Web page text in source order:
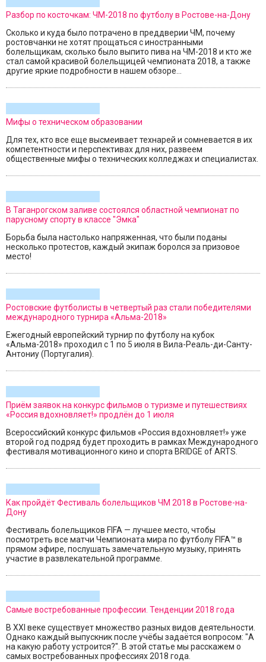
Разбор по косточкам: ЧМ-2018 по футболу в Ростове-на-Дону
Сколько и куда было потрачено в преддверии ЧМ, почему
ростовчанки не хотят прощаться с иностранными
болельщикам, сколько было выпито пива на ЧМ-2018 и кто же
стал самой красивой болельщицей чемпионата 2018, а также
другие яркие подробности в нашем обзоре...
Мифы о техническом образовании
Для тех, кто все еще высмеивает технарей и сомневается в их
компетентности и перспективах для них, развеем
общественные мифы о технических колледжах и специалистах.
В Таганрогском заливе состоялся областной чемпионат по
парусному спорту в классе "Эмка"
Борьба была настолько напряженная, что были поданы
несколько протестов, каждый экипаж боролся за призовое
место!
Ростовские футболисты в четвертый раз стали победителями
международного турнира «Альма-2018»
Ежегодный европейский турнир по футболу на кубок
«Альма-2018» проходил с 1 по 5 июля в Вила-Реаль-ди-Санту-
Антониу (Португалия).
Приём заявок на конкурс фильмов о туризме и путешествиях
«Россия вдохновляет!» продлён до 1 июля
Всероссийский конкурс фильмов «Россия вдохновляет!» уже
второй год подряд будет проходить в рамках Международного
фестиваля мотивационного кино и спорта BRIDGE of ARTS.
Как пройдёт Фестиваль болельщиков ЧМ 2018 в Ростове-на-
Дону
Фестиваль болельщиков FIFA — лучшее место, чтобы
посмотреть все матчи Чемпионата мира по футболу FIFA™ в
прямом эфире, послушать замечательную музыку, принять
участие в развлекательной программе.
Самые востребованные профессии. Тенденции 2018 года
В XXI веке существует множество разных видов деятельности.
Однако каждый выпускник после учёбы задаётся вопросом: "А
на какую работу устроится?". В этой статье мы расскажем о
самых востребованных профессиях 2018 года.